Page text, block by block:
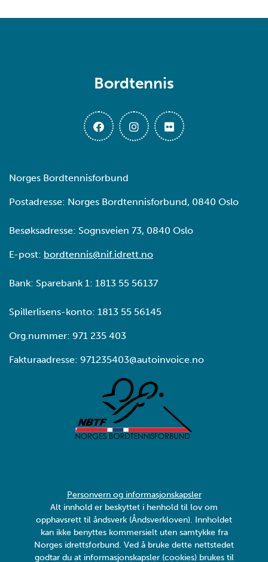
Bordtennis
Norges Bordtennisforbund
Postadresse: Norges Bordtennisforbund, 0840 Oslo
Besøksadresse: Sognsveien 73, 0840 Oslo
E-post: bordtennis@nif.idrett.no
Bank: Sparebank 1: 1813 55 56137
Spillerlisens-konto: 1813 55 56145
Org.nummer: 971 235 403
Fakturaadresse: 971235403@autoinvoice.no
Personvern og informasjonskapsler
Alt innhold er beskyttet i henhold til lov om
opphavsrett til åndsverk (Åndsverkloven). Innholdet
kan ikke benyttes kommersielt uten samtykke fra
Norges idrettsforbund. Ved å bruke dette nettstedet
godtar du at informasjonskapsler (cookies) brukes til